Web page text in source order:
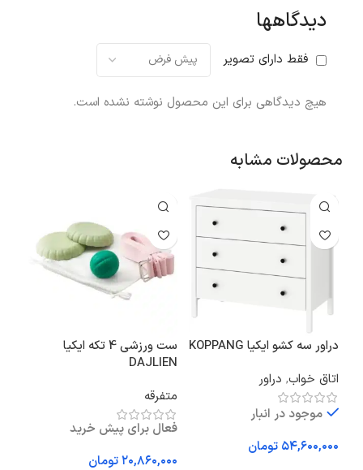
دیدگاهها
فقط دارای تصویر
هیچ دیدگاهی برای این محصول نوشته نشده است.
محصولات مشابه
دراور سه کشو ایکیا KOPPANG
اتاق خواب, دراور
موجود در انبار
تومان
ست ورزشی 4 تکه ایکیا
DAJLIEN
متفرقه
فعال برای پیش خرید
تومان